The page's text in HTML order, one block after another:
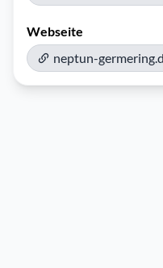
Webseite
neptun-